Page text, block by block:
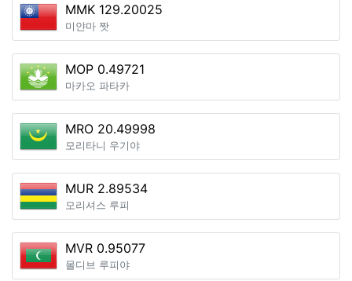
MMK 129.20025
미얀마 짯
MOP 0.49721
마카오 파타카
MRO 20.49998
모리타니 우기야
MUR 2.89534
모리셔스 루피
MVR 0.95077
몰디브 루피야